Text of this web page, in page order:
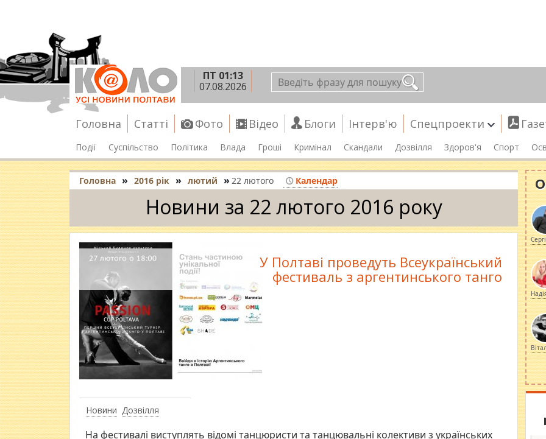
ПТ 01:13
07.08.2026
Головна Статті Фото Відео Блоги Інтерв'ю Спецпроекти
Події Суспільство Політика Влада Гроші Кримінал Скандали Дозвілля Здоров'я Спорт
Головна » 2016 рік » лютий » 22 лютого Календар
Новини за 22 лютого 2016 року
Новини Дозвілля
У Полтаві проведуть Всеукраїнський
фестиваль з аргентинського танго
На фестивалі виступлять відомі танцюристи та танцювальні колективи з українських